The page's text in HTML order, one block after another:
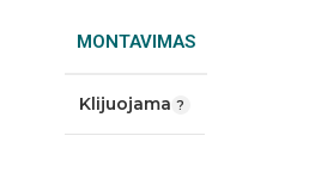
MONTAVIMAS
Klijuojama